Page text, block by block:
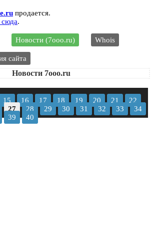
продается.
.
Новости (7ooo.ru) Whois
сайта
Новости 7ooo.ru
15 16 17 18 19 20 21
22
27 28 29 30 31 32 33
34
39 40